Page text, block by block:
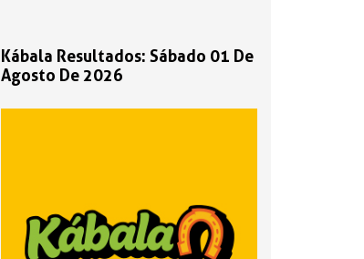
Kábala Resultados: Sábado 01 De
Agosto De 2026